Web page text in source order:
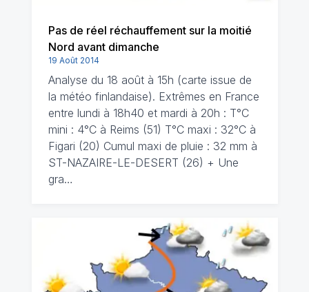
Pas de réel réchauffement sur la moitié
Nord avant dimanche
19 Août 2014
Analyse du 18 août à 15h (carte issue de
la météo finlandaise). Extrêmes en France
entre lundi à 18h40 et mardi à 20h : T°C
mini : 4°C à Reims (51) T°C maxi : 32°C à
Figari (20) Cumul maxi de pluie : 32 mm à
ST-NAZAIRE-LE-DESERT (26) + Une
gra…